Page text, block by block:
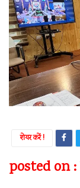
शेयर करें !
posted on :